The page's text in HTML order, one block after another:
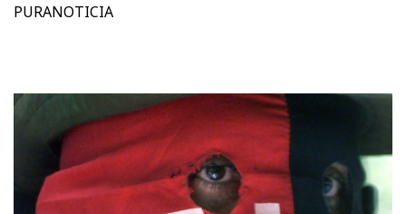
PURANOTICIA